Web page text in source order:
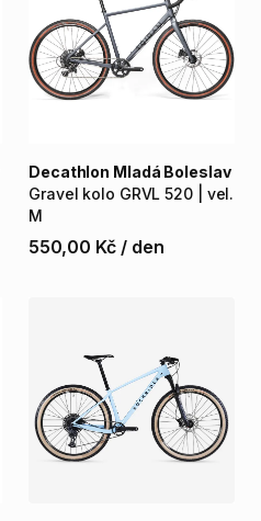
Gravel kolo GRVL 520
vel.
M
Decathlon Mladá Boleslav
550,00 Kč / den